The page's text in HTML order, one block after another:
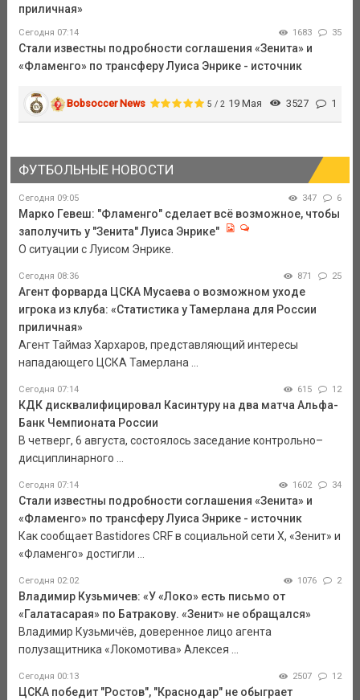
приличная»
Сегодня 07:14 1683 35
Стали известны подробности соглашения «Зенита» и
«Фламенго» по трансферу Луиса Энрике - источник
Bobsoccer News 5 / 2 19 Мая 3527 1
ФУТБОЛЬНЫЕ НОВОСТИ
Сегодня 09:05 347 6
Марко Гевеш: "Фламенго" сделает всё возможное, чтобы
заполучить у "Зенита" Луиса Энрике"
О ситуации с Луисом Энрике.
Сегодня 08:36 871 25
Агент форварда ЦСКА Мусаева о возможном уходе
игрока из клуба: «Статистика у Тамерлана для России
приличная»
Агент Таймаз Хархаров, представляющий интересы
нападающего ЦСКА Тамерлана ...
Сегодня 07:14 615 12
КДК дисквалифицировал Касинтуру на два матча Альфа-
Банк Чемпионата России
В четверг, 6 августа, состоялось заседание контрольно–
дисциплинарного ...
Сегодня 07:14 1602 34
Стали известны подробности соглашения «Зенита» и
«Фламенго» по трансферу Луиса Энрике - источник
Как сообщает Bastidores CRF в социальной сети Х, «Зенит» и
«Фламенго» достигли ...
Сегодня 02:02 1076 2
Владимир Кузьмичев: «У «Локо» есть письмо от
«Галатасарая» по Батракову. «Зенит» не обращался»
Владимир Кузьмичёв, доверенное лицо агента
полузащитника «Локомотива» Алексея ...
Сегодня 00:13 2507 12
ЦСКА победит "Ростов", "Краснодар" не обыграет